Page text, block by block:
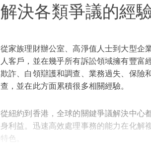
解決各類爭議的經
從家族理財辦公室、高淨值人士到大型企
人客戶，並在幾乎所有訴訟領域擁有豐富
欺詐、白領辯護和調查、業務過失、保險
查，並在此方面累積很多相關經驗。
從紐約到香港，全球的關鍵爭議解決中心
身利益。迅速高效處理事務的能力在化解
特色。